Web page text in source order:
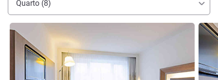
Quarto (8)
Ver detalhes Ver